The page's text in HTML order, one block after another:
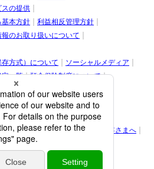
スの提供
基本方針
利益相反管理方針
報のお取り扱いについて
方式）について
ソーシャルメディア
定一覧
預金保険制度について
客さま情報の提出等のお願い
考え方
について
関する案内をご覧になられたお客さまへ
POST BANK